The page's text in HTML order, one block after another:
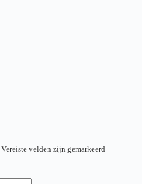
Vereiste velden zijn gemarkeerd